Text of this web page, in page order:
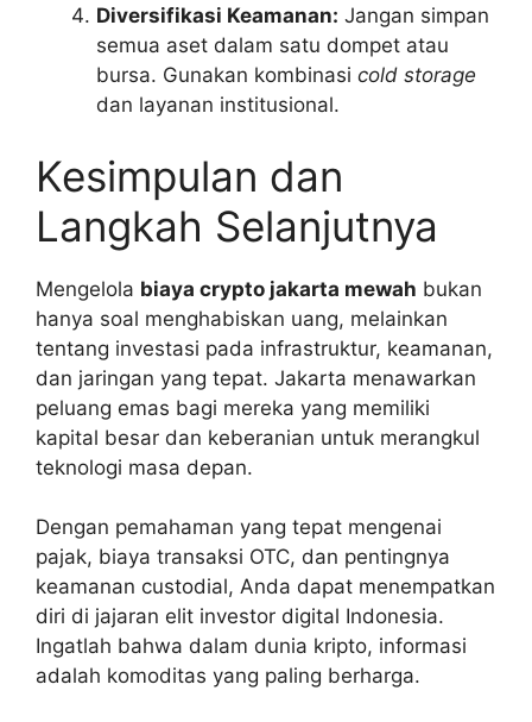
Diversifikasi Keamanan: Jangan simpan
semua aset dalam satu dompet atau
bursa. Gunakan kombinasi cold storage
dan layanan institusional.
Kesimpulan dan
Langkah Selanjutnya
Mengelola biaya crypto jakarta mewah bukan
hanya soal menghabiskan uang, melainkan
tentang investasi pada infrastruktur, keamanan,
dan jaringan yang tepat. Jakarta menawarkan
peluang emas bagi mereka yang memiliki
kapital besar dan keberanian untuk merangkul
teknologi masa depan.
Dengan pemahaman yang tepat mengenai
pajak, biaya transaksi OTC, dan pentingnya
keamanan custodial, Anda dapat menempatkan
diri di jajaran elit investor digital Indonesia.
Ingatlah bahwa dalam dunia kripto, informasi
adalah komoditas yang paling berharga.